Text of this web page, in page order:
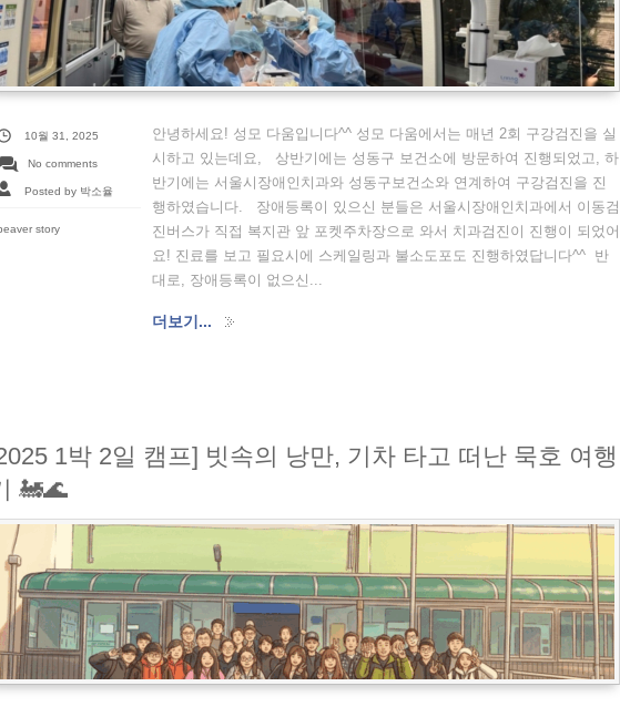
10월 31, 2025
No comments
Posted by 박소율
story
안녕하세요! 성모 다움입니다^^ 성모 다움에서는 매년 2회 구강검진을 실
시하고 있는데요, 상반기에는 성동구 보건소에 방문하여 진행되었고, 하
반기에는 서울시장애인치과와 성동구보건소와 연계하여 구강검진을 진
행하였습니다. 장애등록이 있으신 분들은 서울시장애인치과에서 이동검
진버스가 직접 복지관 앞 포켓주차장으로 와서 치과검진이 진행이 되었어
요! 진료를 보고 필요시에 스케일링과 불소도포도 진행하였답니다^^ 반
대로, 장애등록이 없으신...
더보기...
1박 2일 캠프] 빗속의 낭만, 기차 타고 떠난 묵호 여행
🚂🌊